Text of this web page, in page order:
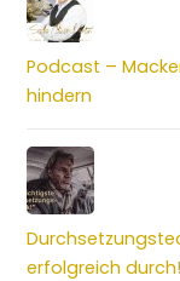
Podcast –
hindern
erfolgreich durch!